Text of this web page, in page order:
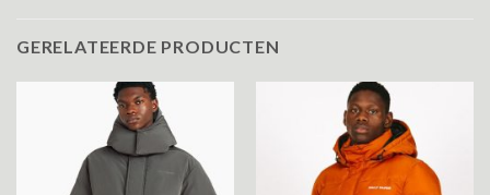
GERELATEERDE PRODUCTEN